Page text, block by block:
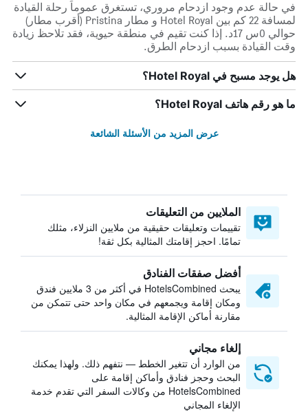
في حالة عدم وجود ازدحام مروري، تستغرق عموماً رحلة القيادة
لمسافة 22 كم بين Hotel Royal و مطار Pristina (أقرب مطار)
حوالي 0س 17د. إذا كنت تقيم في منطقة حيوية، فقد تلاحظ زيادة
وقت القيادة بسبب ازدحام الطرق.
هل يوجد مسبح في Hotel Royal؟
ما هو رقم هاتف Hotel Royal؟
عرض المزيد من الأسئلة الشائعة
الملايين من التعليقات
تقييمات وتعليقات حقيقية من ملايين النزلاء، مثلك
تمامًا. احجز إقامتك المثالية بكل ثقة!
أفضل صفقات الفنادق
يبحث HotelsCombined في أكثر من 3 ملايين فندق
ومكان إقامة ويجمعهم في مكان واحد حتى تتمكن من
مقارنة أماكن الإقامة المثالية.
إلغاء مجاني
من الوارد أن تتغير الخطط — نتفهم ذلك. ولهذا يمكنك
البحث وحجز فنادق وأماكن إقامة على
HotelsCombined من وكالات السفر التي تقدم خدمة
الإلغاء المجاني